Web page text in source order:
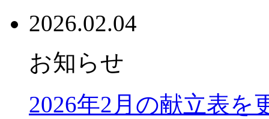
2026.02.04
お知らせ
2026年2月の献立表を